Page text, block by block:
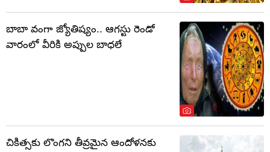
బాబా వంగా జ్యోతిష్యం.. ఆగస్టు రెండో
వారంలో వీరికి అప్పుల బాధలే
చికిత్సకు లొంగని తీవ్రమైన ఆందోళనకు